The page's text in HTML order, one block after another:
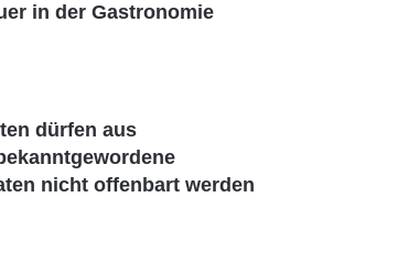
in der Gastronomie
dürfen aus
nicht offenbart werden